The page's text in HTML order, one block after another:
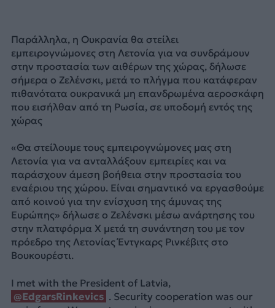
Παράλληλα, η Ουκρανία θα στείλει
εμπειρογνώμονες στη Λετονία για να συνδράμουν
στην προστασία των αιθέρων της χώρας, δήλωσε
σήμερα ο Ζελένσκι, μετά το πλήγμα που κατάφεραν
πιθανότατα ουκρανικά μη επανδρωμένα αεροσκάφη
που εισήλθαν από τη Ρωσία, σε υποδομή εντός της
χώρας
«Θα στείλουμε τους εμπειρογνώμονες μας στη
Λετονία για να ανταλλάξουν εμπειρίες και να
παράσχουν άμεση βοήθεια στην προστασία του
εναέριου της χώρου. Είναι σημαντικό να εργασθούμε
από κοινού για την ενίσχυση της άμυνας της
Ευρώπης» δήλωσε ο Ζελένσκι μέσω ανάρτησης του
στην πλατφόρμα Χ μετά τη συνάντηση του με τον
πρόεδρο της Λετονίας Έντγκαρς Ρινκέβιτς στο
Βουκουρέστι.
I met with the President of Latvia,
@EdgarsRinkevics . Security cooperation was our